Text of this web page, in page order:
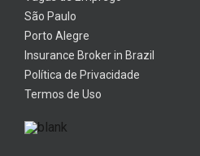
São Paulo
Porto Alegre
Insurance Broker in Brazil
Política de Privacidade
Termos de Uso